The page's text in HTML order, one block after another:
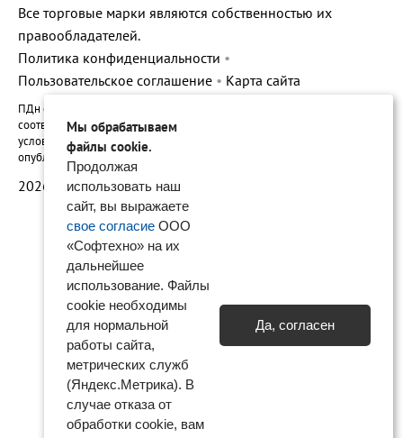
Все торговые марки являются собственностью их
правообладателей.
Политика конфиденциальности •
Пользовательское соглашение • Карта сайта
ПДн опубликованы на сайте при наличии правовых оснований в
соответствии с ч.1 ст.6 и ст. 10.1 152-ФЗ. Субъектами установлены
условия и запреты на обработку неограниченным кругом лиц
опубликованных персональных данных
2026 © ООО «Софтехно»
Мы обрабатываем
файлы cookie.
Продолжая
использовать наш
сайт, вы выражаете
свое согласиеООО
«Софтехно» на их
дальнейшее
использование. Файлы
cookie необходимы
для нормальной
работы сайта,
метрических служб
(Яндекс.Метрика). В
случае отказа от
обработки cookie, вам
Да, согласен